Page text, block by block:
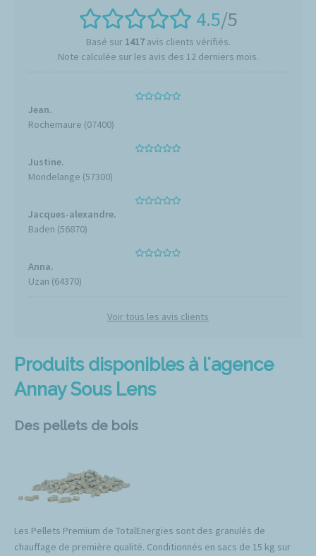
Produits disponibles à l'agence
Annay Sous Lens
Des pellets de bois
Les Pellets Premium de TotalEnergies sont des granulés de
chauffage de première qualité. Conditionnés en sacs de 15 kg sur
4.5/5
Basé sur 1417avis clients vérifiés.
Note calculée sur les avis des 12 derniers mois.
Jean.
Rochemaure (07400)
Justine.
Mondelange (57300)
Jacques-alexandre.
Baden (56870)
Anna.
Uzan (64370)
Voir tous les avis clients